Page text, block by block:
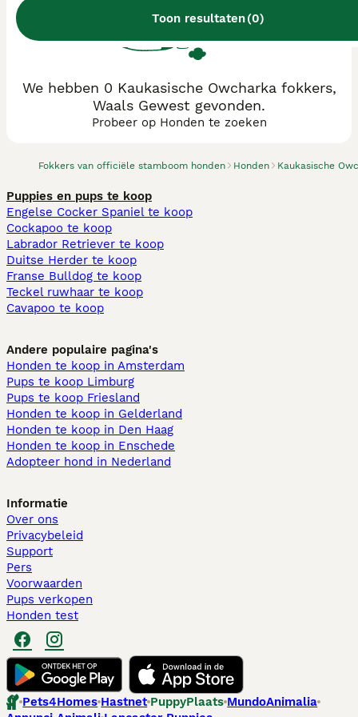
Toon resultaten(0)
Fokkers van officiële stamboom honden Honden Kaukasische
We hebben 0 Kaukasische Owcharka fokkers,
Waals Gewest gevonden.
Probeer op Honden te zoeken
Puppies en pups te koop
Engelse Cocker Spaniel te koop
Cockapoo te koop
Labrador Retriever te koop
Duitse Herder te koop
Franse Bulldog te koop
Teckel ruwhaar te koop
Cavapoo te koop
Andere populaire pagina's
Honden te koop in Amsterdam
Pups te koop Limburg​
Pups te koop Friesland​
Honden te koop in Gelderland
Honden te koop in Den Haag
Honden te koop in Enschede
Adopteer hond in Nederland
Informatie
Over ons
Privacybeleid
Support
Pers
Voorwaarden
Pups verkopen
Honden test
Pets4Homes Hastnet PuppyPlaats MundoAnimalia